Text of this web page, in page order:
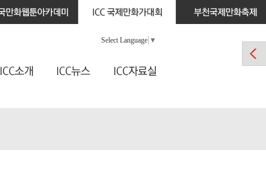
Select Language ▼